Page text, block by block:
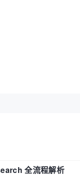
全流程解析